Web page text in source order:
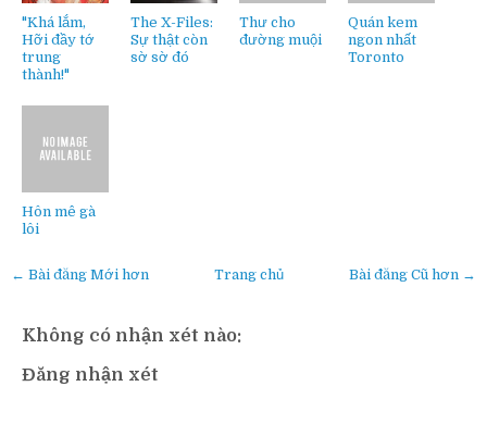
"Khá lắm,
Hỡi đầy tớ
trung
thành!"
The X-Files:
Sự thật còn
sờ sờ đó
Thư cho
đường muội
Quán kem
ngon nhất
Toronto
Hôn mê gà
lôi
← Bài đăng Mới hơn Bài đăng Cũ hơn →
Trang chủ
Không có nhận xét nào:
Đăng nhận xét